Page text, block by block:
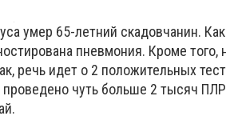
умер 65-летний скадовчанин.
пневмония. Кроме того,
речь идет о 2 положительных
чуть больше 2 тысяч